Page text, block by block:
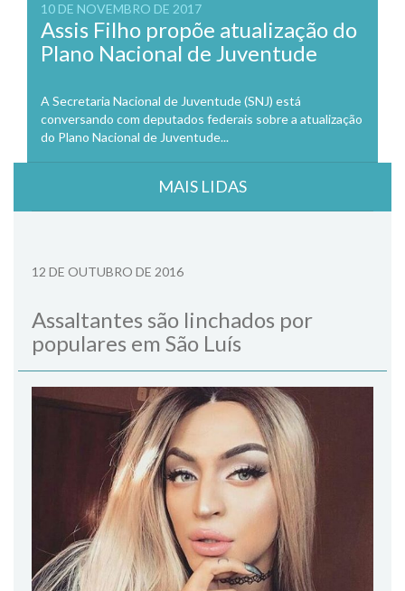
10 DE NOVEMBRO DE 2017
Assis Filho propõe atualização do
Plano Nacional de Juventude
A Secretaria Nacional de Juventude (SNJ) está
conversando com deputados federais sobre a atualização
do Plano Nacional de Juventude...
MAIS LIDAS
12 DE OUTUBRO DE 2016
Assaltantes são linchados por
populares em São Luís